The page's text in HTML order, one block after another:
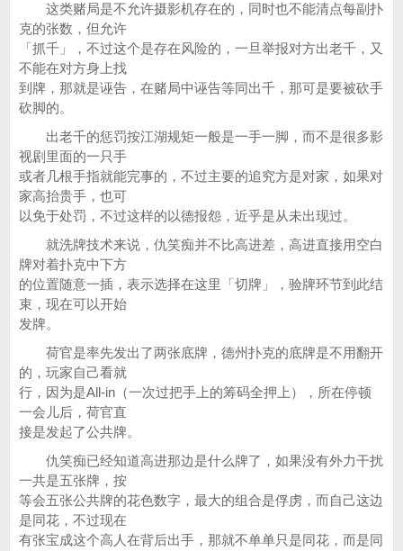
这类赌局是不允许摄影机存在的，同时也不能清点每副扑
克的张数，但允许
「抓千」，不过这个是存在风险的，一旦举报对方出老千，又
不能在对方身上找
到牌，那就是诬告，在赌局中诬告等同出千，那可是要被砍手
砍脚的。
出老千的惩罚按江湖规矩一般是一手一脚，而不是很多影
视剧里面的一只手
或者几根手指就能完事的，不过主要的追究方是对家，如果对
家高抬贵手，也可
以免于处罚，不过这样的以德报怨，近乎是从未出现过。
就洗牌技术来说，仇笑痴并不比高进差，高进直接用空白
牌对着扑克中下方
的位置随意一插，表示选择在这里「切牌」，验牌环节到此结
束，现在可以开始
发牌。
荷官是率先发出了两张底牌，德州扑克的底牌是不用翻开
的，玩家自己看就
行，因为是All-in（一次过把手上的筹码全押上），所在停顿
一会儿后，荷官直
接是发起了公共牌。
仇笑痴已经知道高进那边是什么牌了，如果没有外力干扰
一共是五张牌，按
等会五张公共牌的花色数字，最大的组合是俘虏，而自己这边
是同花，不过现在
有张宝成这个高人在背后出手，那就不单单只是同花，而是同